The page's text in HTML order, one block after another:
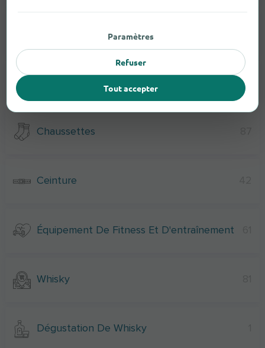
94
Chaussettes
Ceinture
Équipement De Fitness Et D'entraînement
Whisky
Dégustation De Whisky
Paramètres
Refuser
Tout accepter